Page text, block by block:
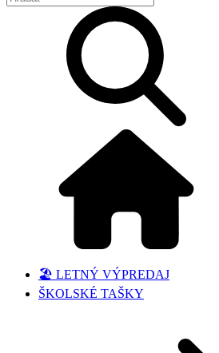
🏖️ LETNÝ VÝPREDAJ
ŠKOLSKÉ TAŠKY